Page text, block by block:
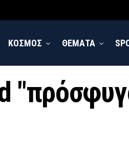
ΚΟΣΜΟΣ ΘΕΜΑΤΑ